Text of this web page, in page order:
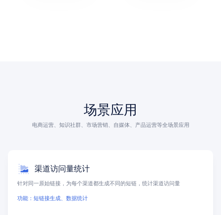
场景应用
电商运营、知识社群、市场营销、自媒体、产品运营等全场景应用
渠道访问量统计
针对同一原始链接，为每个渠道都生成不同的短链，统计渠道访问量
功能：短链接生成、数据统计